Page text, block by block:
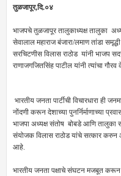
तुळजापूर,दि.०४
भाजपचे तुळजापूर तालुकाध्यक्ष तालुका
सेवालाल महाराज बंजारा/लमाण तांडा
सरचिटणीस विलास राठोड यांनी भाजप
राणाजगजितसिंह पाटील यांनी त्यांचा
भारतीय जनता पार्टीची विचारधारा ही
नोंदणी करून देशाच्या पुनर्निर्माणाच्या
भाजपा अध्यक्ष संतोष बोबडे आणि तालुका
संयोजक विलास राठोड यांचे सत्कार करुन
आहे.
भारतीय जनता पक्षाचे संघटन मजबूत करून